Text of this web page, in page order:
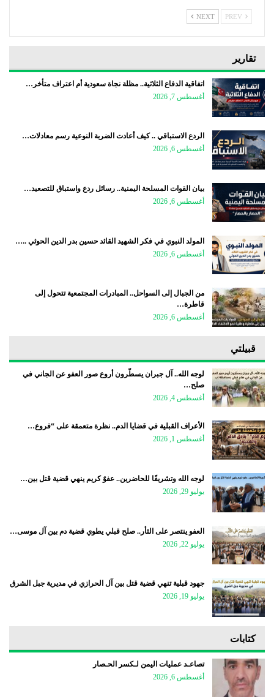
NEXT
تقارير
اتفاقية الدفاع الثلاثية.. مظلة نجاة سعودية أم اعتراف متأخر…
أغسطس 7, 2026
الردع الاستباقي .. كيف أعادت الضربة النوعية رسم معادلات…
أغسطس 6, 2026
بيان القوات المسلحة اليمنية.. رسائل ردع واستباق للتصعيد…
أغسطس 6, 2026
المولد النبوي في فكر الشهيد القائد حسين بدر الدين الحوثي ..…
أغسطس 6, 2026
من الجبال إلى السواحل.. المبادرات المجتمعية تتحول إلى
قاطرة…
أغسطس 6, 2026
قبيلتي
لوجه الله.. آل جبران يسطّرون أروع صور العفو عن الجاني في
صلح…
أغسطس 4, 2026
الأعراف القبلية في قضايا الدم.. نظرة متعمقة على “فروع…
أغسطس 1, 2026
لوجه الله وتشريفًا للحاضرين.. عفوٌ كريم ينهي قضية قتل بين…
يوليو 29, 2026
العفو ينتصر على الثأر.. صلح قبلي يطوي قضية دم بين آل موسى…
يوليو 22, 2026
جهود قبلية تنهي قضية قتل بين آل الحرازي في مديرية جبل الشرق
يوليو 19, 2026
كتابات
تصاعـد عمليات اليمن لـكسر الحـصار
أغسطس 6, 2026